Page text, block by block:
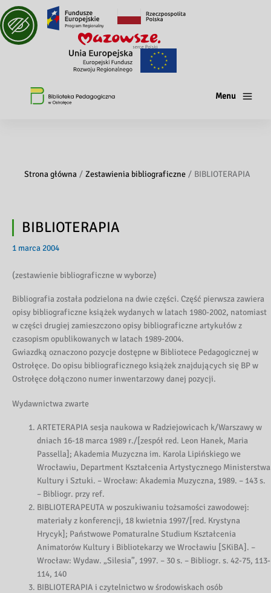
Menu
Strona główna Zestawienia bibliograficzne BIBLIOTERAPIA
BIBLIOTERAPIA
1 marca 2004
(zestawienie bibliograficzne w wyborze)
Bibliografia została podzielona na dwie części. Część pierwsza zawiera
opisy bibliograficzne książek wydanych w latach 1980-2002, natomiast
w części drugiej zamieszczono opisy bibliograficzne artykułów z
czasopism opublikowanych w latach 1989-2004.
Gwiazdką oznaczono pozycje dostępne w Bibliotece Pedagogicznej w
Ostrołęce. Do opisu bibliograficznego książek znajdujących się BP w
Ostrołęce dołączono numer inwentarzowy danej pozycji.
Wydawnictwa zwarte
ARTETERAPIA sesja naukowa w Radziejowicach k/Warszawy w
dniach 16-18 marca 1989 r./[zespół red. Leon Hanek, Maria
Passella]; Akademia Muzyczna im. Karola Lipińskiego we
Wrocławiu, Department Kształcenia Artystycznego Ministerstwa
Kultury i Sztuki. – Wrocław: Akademia Muzyczna, 1989. – 143 s.
– Bibliogr. przy ref.
BIBLIOTERAPEUTA w poszukiwaniu tożsamości zawodowej:
materiały z konferencji, 18 kwietnia 1997/[red. Krystyna
Hrycyk]; Państwowe Pomaturalne Studium Kształcenia
Animatorów Kultury i Bibliotekarzy we Wrocławiu [SKiBA]. –
Wrocław: Wydaw. „Silesia”, 1997. – 30 s. – Bibliogr. s. 42-75, 113-
114, 140
BIBLIOTERAPIA i czytelnictwo w środowiskach osób